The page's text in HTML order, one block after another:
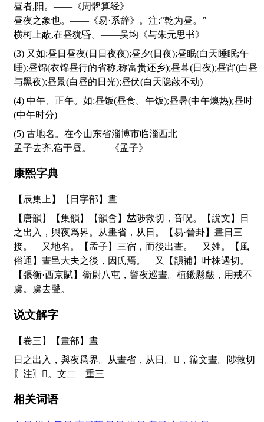
昼者,阳。——《周髀算经》
昼夜之象也。——《易·系辞》。注:“乾为昼。”
横柯上蔽,在昼犹昏。——吴均《与朱元思书》
(3) 又如:昼日昼夜(日日夜夜);昼夕(日夜);昼眠(白天睡眠;午
睡);昼锦(衣锦昼行的省称,称富贵还乡);昼暮(日夜);昼宵(白昼
与黑夜);昼景(白昼的日光);昼伏(白天隐蔽不动)
(4) 中午、正午。如:昼饭(昼食。午饭);昼暑(中午燠热);昼时
(中午时分)
(5) 古地名。在今山东省淄博市临淄西北
孟子去齐,宿于昼。——《孟子》
康熙字典
【辰集上】【日字部】晝
【唐韻】【集韻】【韻會】 𠀤陟救切，音呪。【說文】日
之出入，與夜爲界。从畫省，从日。【易·晉卦】晝日三
接。 又地名。【孟子】三宿，而後出晝。 又姓。【風
俗通】晝邑大夫之後，因氏焉。 又【韻補】叶株遇切。
【張衡·西京賦】衞尉八屯，警夜巡晝。植鎩懸瞂，用戒不
虞。虞去聲。
说文解字
【卷三】【畫部】 晝
日之出入，與夜爲界。从畫省，从日。
𦘘 ，籒文晝。陟救切
〖注〗
𦘙 。文二 重三
相关词语